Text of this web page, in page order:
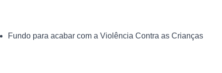
Fundo para acabar com a Violência Contra as Crianças